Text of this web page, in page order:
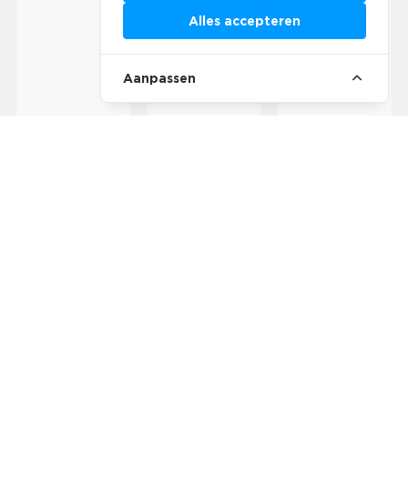
Alles accepteren
Aanpassen